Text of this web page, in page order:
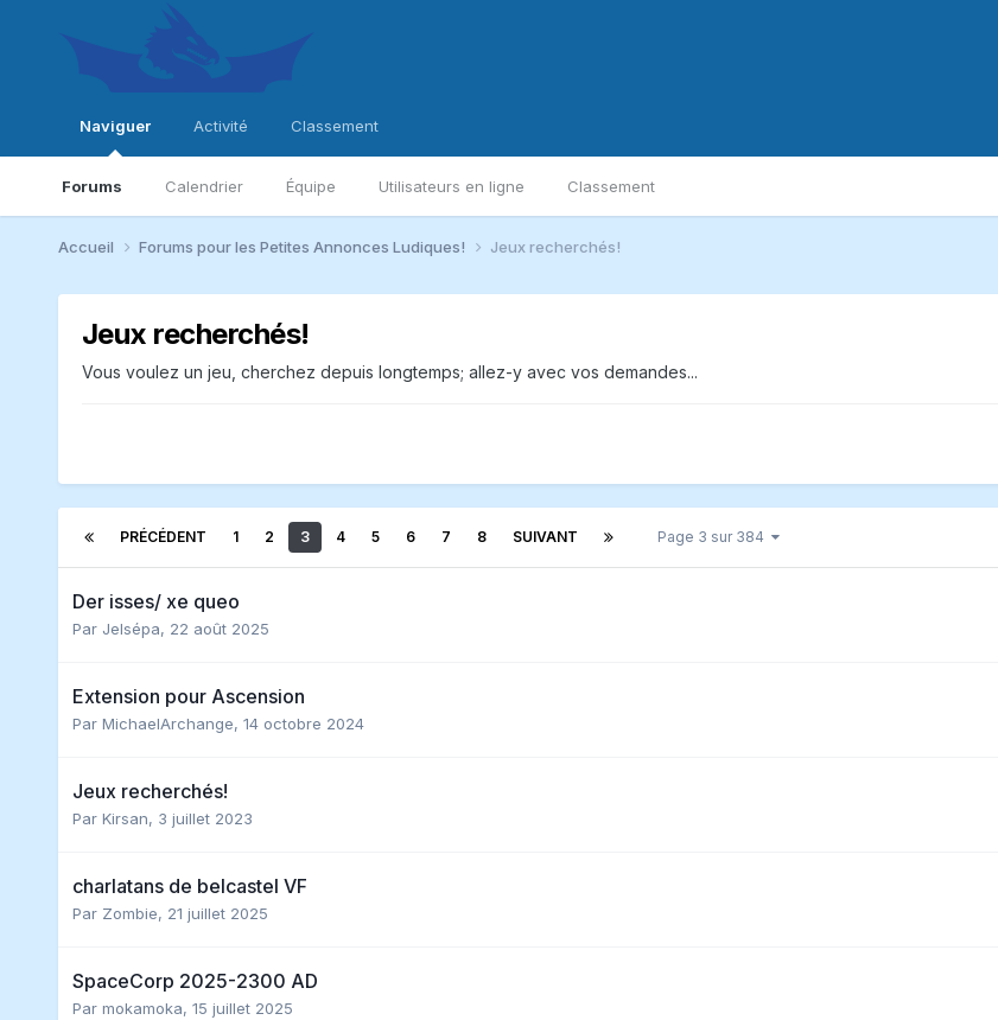
Naviguer
Forums Calendrier Équipe Utilisateurs en ligne Classement
Activité Classement
Accueil Forums pour les Petites Annonces Ludiques! Jeux recherchés!
Jeux recherchés!
Vous voulez un jeu, cherchez depuis longtemps; allez-y avec vos demandes...
PRÉCÉDENT 1 2 3 4 5 6 7 8 SUIVANT Page 3 sur 384
Der isses/ xe queo
Par Jelsépa, 22 août 2025
Extension pour Ascension
Par MichaelArchange, 14 octobre 2024
Jeux recherchés!
Par Kirsan, 3 juillet 2023
charlatans de belcastel VF
Par Zombie, 21 juillet 2025
SpaceCorp 2025-2300 AD
Par mokamoka, 15 juillet 2025